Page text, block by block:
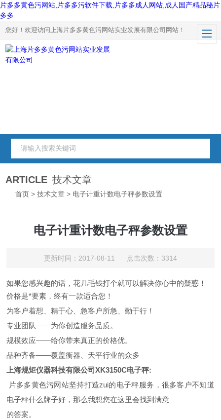
片多多黄色污网站,片多多污软件下载,片多多成人网站,成人国产精品秘片
多多
您好！欢迎访问上海片多多黄色污网站实业发展有限公司网站！
ARTICLE 技术文章
首页 >技术文章 > 电子计重计数电子秤参数设置
电子计重计数电子秤参数设置
更新时间：2017-08-11 点击次数：3314
如果您感兴趣的话，花几毛钱打个就可以解决你心中的疑惑！
价格是*要素，终有一款适合您！
为客户着想、精于心、急客户所急、勤于行！
专业团队——为你创造服务品质。
规模效应——给你带来真正的价格优。
品种齐备——覆盖衡器、天平行业的众多
上海规矩仪器科技有限公司XK3150C电子秤:
片多多黄色污网站坚持打造zui的电子秤服务，很多客户不知道
电子秤什么牌子好，那么我想您在这里会找到满意
的答案。